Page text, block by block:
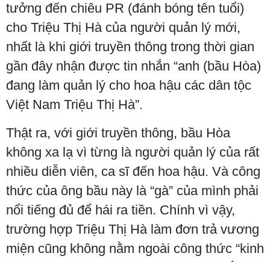
tưởng đến chiêu PR (đánh bóng tên tuổi)
cho Triệu Thị Hà của người quản lý mới,
nhất là khi giới truyền thông trong thời gian
gần đây nhận được tin nhắn “anh (bầu Hòa)
đang làm quản lý cho hoa hậu các dân tộc
Việt Nam Triệu Thị Hà”.
Thật ra, với giới truyền thông, bầu Hòa
không xa lạ vì từng là người quản lý của rất
nhiều diễn viên, ca sĩ đến hoa hậu. Và công
thức của ông bầu này là “gà” của mình phải
nổi tiếng đủ để hái ra tiền. Chính vì vậy,
trường hợp Triệu Thị Hà làm đơn trả vương
miện cũng không nằm ngoài công thức “kinh